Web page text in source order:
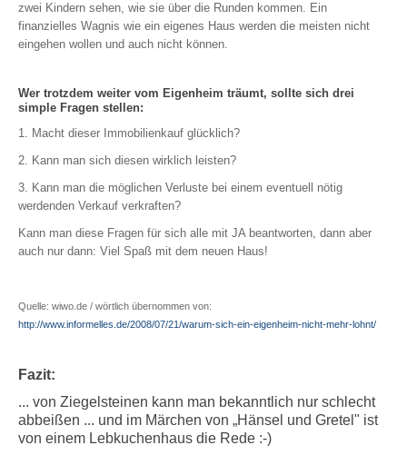
zwei Kindern sehen, wie sie über die Runden kommen. Ein
finanzielles Wagnis wie ein eigenes Haus werden die meisten nicht
eingehen wollen und auch nicht können.
Wer trotzdem weiter vom Eigenheim träumt, sollte sich drei
simple Fragen stellen:
1. Macht dieser Immobilienkauf glücklich?
2. Kann man sich diesen wirklich leisten?
3. Kann man die möglichen Verluste bei einem eventuell nötig
werdenden Verkauf verkraften?
Kann man diese Fragen für sich alle mit JA beantworten, dann aber
auch nur dann: Viel Spaß mit dem neuen Haus!
Quelle: wiwo.de / wörtlich übernommen von:
http://www.informelles.de/2008/07/21/warum-sich-ein-eigenheim-nicht-mehr-lohnt/
Fazit:
... von Ziegelsteinen kann man bekanntlich nur schlecht
abbeißen ... und im Märchen von „Hänsel und Gretel" ist
von einem Lebkuchenhaus die Rede :-)